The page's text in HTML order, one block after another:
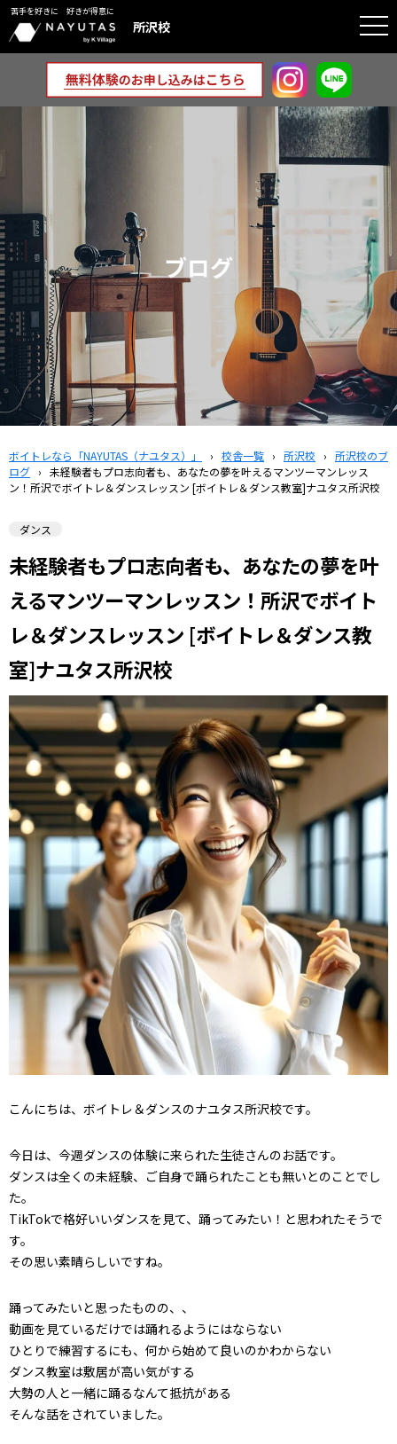
苦手を好きに 好きが得意に
所沢校
ブログ
ボイトレなら「NAYUTAS（ナユタス）」 › 校舎一覧 › 所沢校 › 所沢校のブ
ログ › 未経験者もプロ志向者も、あなたの夢を叶えるマンツーマンレッス
ン！所沢でボイトレ＆ダンスレッスン [ボイトレ＆ダンス教室]ナユタス所沢校
ダンス
未経験者もプロ志向者も、あなたの夢を叶
えるマンツーマンレッスン！所沢でボイト
レ＆ダンスレッスン [ボイトレ＆ダンス教
室]ナユタス所沢校
こんにちは、ボイトレ＆ダンスのナユタス所沢校です。
今日は、今週ダンスの体験に来られた生徒さんのお話です。
ダンスは全くの未経験、ご自身で踊られたことも無いとのことでし
た。
TikTokで格好いいダンスを見て、踊ってみたい！と思われたそうで
す。
その思い素晴らしいですね。
踊ってみたいと思ったものの、、
動画を見ているだけでは踊れるようにはならない
ひとりで練習するにも、何から始めて良いのかわからない
ダンス教室は敷居が高い気がする
大勢の人と一緒に踊るなんて抵抗がある
そんな話をされていました。